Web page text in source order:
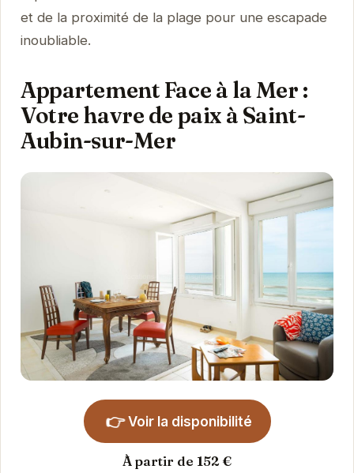
et de la proximité de la plage pour une escapade
inoubliable.
Appartement Face à la Mer :
Votre havre de paix à Saint-
Aubin-sur-Mer
👉 Voir la disponibilité
À partir de 152 €